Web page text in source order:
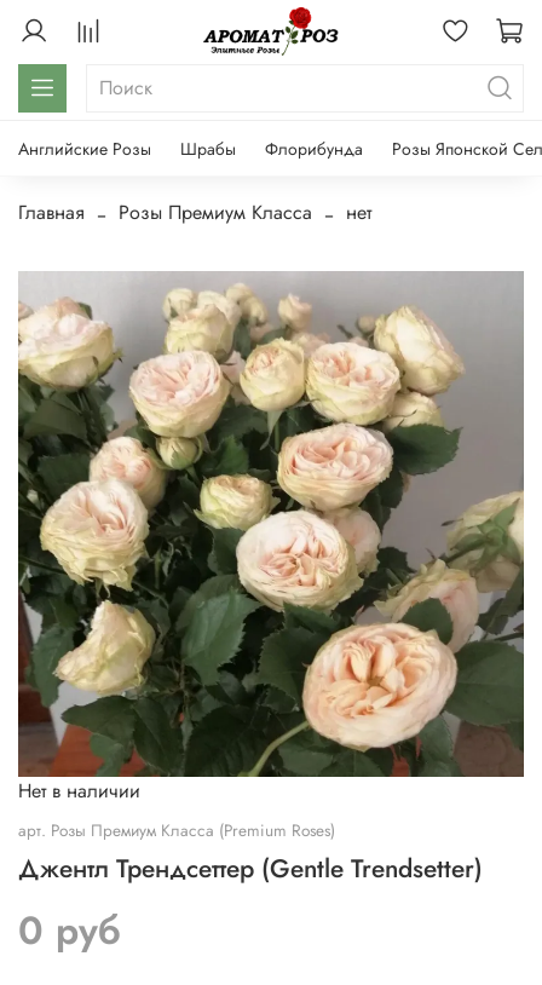
Английские Розы Шрабы Флорибунда Розы Японской
Главная Розы Премиум Класса нет
Нет в наличии
арт. Розы Премиум Класса (Premium Roses)
Джентл Трендсеттер (Gentle Trendsetter)
0 руб